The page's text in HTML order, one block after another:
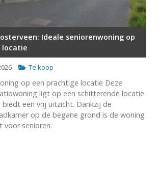
Ideale seniorenwoning op
locatie
Te koop
op een prachtige locatie Deze
ligt op een schitterende locatie
een vrij uitzicht. Dankzij de
op de begane grond is de woning
voor senioren.